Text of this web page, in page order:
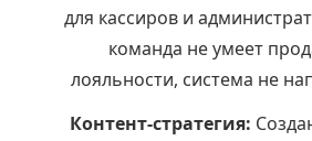
для кассиров и
команда не умеет
лояльности, система не
Контент-стратегия: